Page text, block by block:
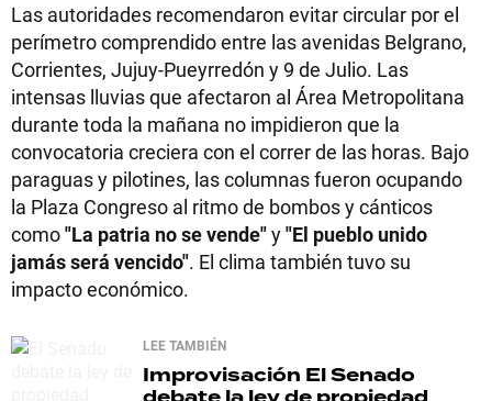
Las autoridades recomendaron evitar circular por el
perímetro comprendido entre las avenidas Belgrano,
Corrientes, Jujuy-Pueyrredón y 9 de Julio. Las
intensas lluvias que afectaron al Área Metropolitana
durante toda la mañana no impidieron que la
convocatoria creciera con el correr de las horas. Bajo
paraguas y pilotines, las columnas fueron ocupando
la Plaza Congreso al ritmo de bombos y cánticos
como"La patria no se vende"y"El pueblo unido
jamás será vencido". El clima también tuvo su
impacto económico.
LEE TAMBIÉN
Improvisación El Senado